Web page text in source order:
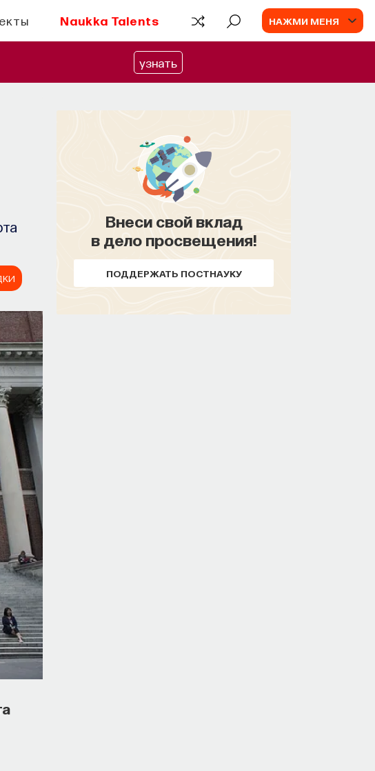
Naukka Talents НАЖМИ МЕНЯ
узнать
Внеси свой вклад
в дело просвещения!
ПОДДЕРЖАТЬ ПОСТНАУКУ